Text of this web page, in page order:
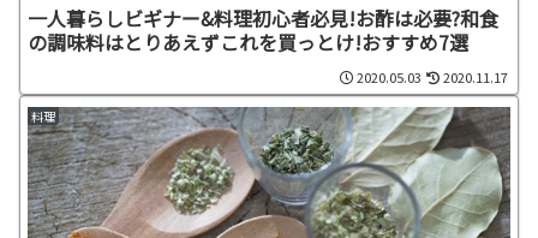
一人暮らしビギナー&料理初心者必見!お酢は必要?和食
の調味料はとりあえずこれを買っとけ!おすすめ7選
2020.05.03 2020.11.17
料理